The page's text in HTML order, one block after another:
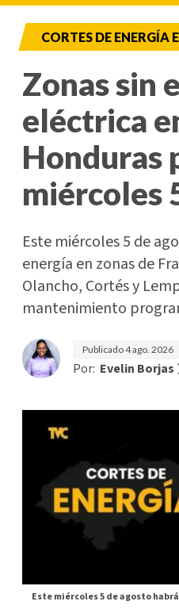
CORTES DE ENERGÍA
Zonas sin
eléctrica
Honduras
miércoles
Este miércoles 5 de
energía en zonas de
Olancho, Cortés y
mantenimiento
Publicado4 ago. 2026
Por: Evelin Borjas
Este miércoles 5 de agosto